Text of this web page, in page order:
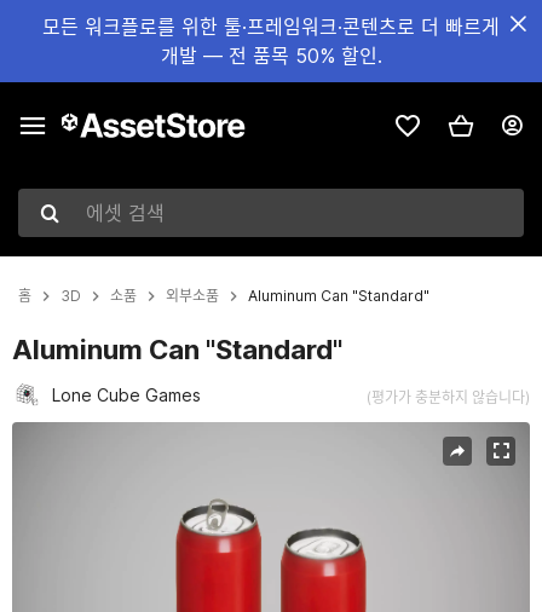
모든 워크플로를 위한 툴·프레임워크·콘텐츠로 더 빠르게
개발 — 전 품목 50% 할인.
에셋 검색
홈 3D 소품 외부소품 Aluminum Can "Standard"
Aluminum Can "Standard"
Lone Cube Games (평가가 충분하지 않습니다)